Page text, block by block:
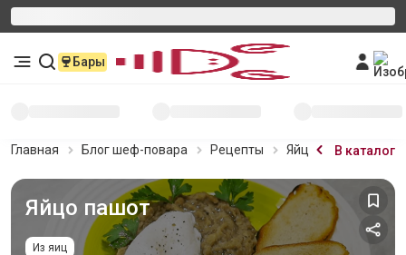
Бары
Главная Блог шеф-повара Рецепты Яйцо пашотВ каталог
Яйцо пашот
Из яиц